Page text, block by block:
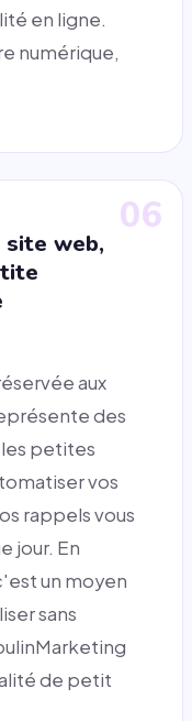
en ligne.
numérique,
06
web,
aux
des
petites
vos
rappels vous
jour. En
un moyen
sans
de petit